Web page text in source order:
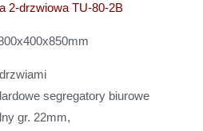
2-drzwiowa TU-80-2B
segregatory biurowe
gr. 22mm,